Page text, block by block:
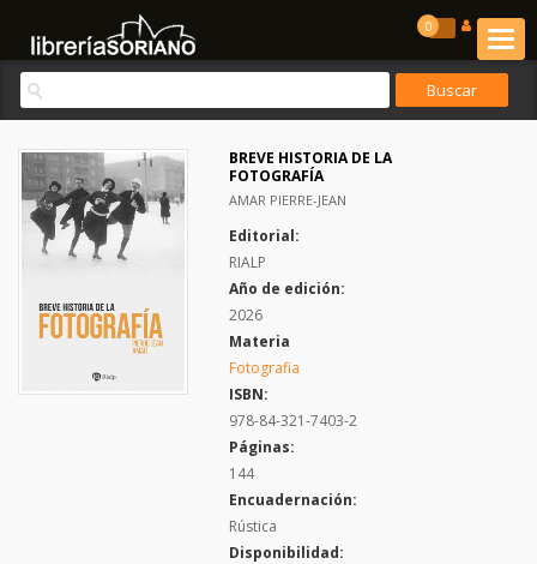
0
BREVE HISTORIA DE LA
FOTOGRAFÍA
AMAR PIERRE-JEAN
Editorial:
RIALP
Año de edición:
2026
Materia
Fotografia
ISBN:
978-84-321-7403-2
Páginas:
144
Encuadernación:
Rústica
Disponibilidad: